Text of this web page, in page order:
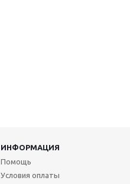
ИНФОРМАЦИЯ
Помощь
Условия оплаты